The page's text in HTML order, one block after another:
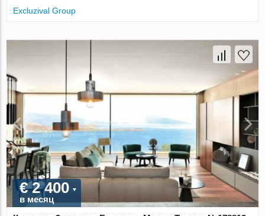
Excluzival Group
€ 2 400
в месяц